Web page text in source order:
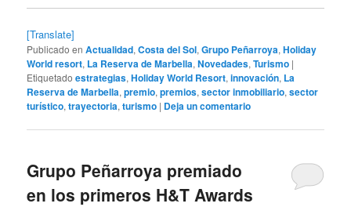
[Translate]
Publicado en Actualidad,Costa del Sol,Grupo Peñarroya,Holiday
World resort, La Reserva de Marbella,Novedades,Turismo |
Etiquetado estrategias,Holiday World Resort,innovación, La
Reserva de Marbella,premio,premios,sector inmobiliario,sector
turístico,trayectoria,turismo | Deja un comentario
Grupo Peñarroya premiado
en los primeros H&T Awards